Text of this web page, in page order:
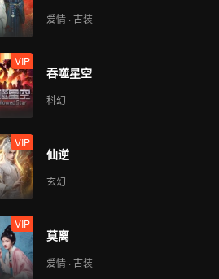
爱情 · 古装
VIP
吞噬星空
科幻
VIP
仙逆
玄幻
VIP
莫离
爱情 · 古装